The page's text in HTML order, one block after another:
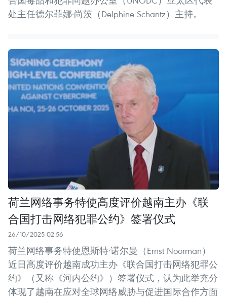
处主任德尔菲娜·尚茨（Delphine Schantz）主持。
荷兰网络事务特使高度评价越南主办《联
合国打击网络犯罪公约》签署仪式
26/10/2025 02:56
荷兰网络事务特使恩斯特·诺尔曼（Ernst Noorman）
近日高度评价越南成功主办《联合国打击网络犯罪公
约》（又称《河内公约》）签署仪式，认为此举充分
体现了越南在应对全球网络威胁与促进国际合作方面